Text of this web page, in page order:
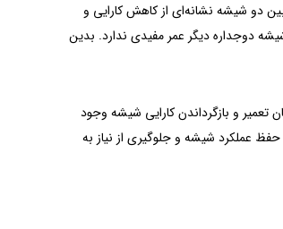
دو شیشه نشانه‌ای از کاهش کارایی و
دوجداره دیگر عمر مفیدی ندارد. بدین
و بازگرداندن کارایی شیشه وجود
عملکرد شیشه و جلوگیری از نیاز به